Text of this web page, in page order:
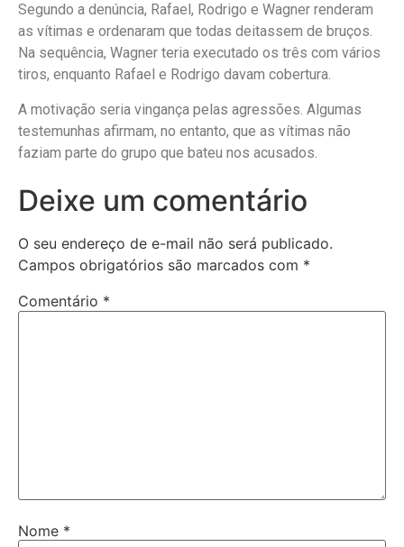
Segundo a denúncia, Rafael, Rodrigo e Wagner renderam
as vítimas e ordenaram que todas deitassem de bruços.
Na sequência, Wagner teria executado os três com vários
tiros, enquanto Rafael e Rodrigo davam cobertura.
A motivação seria vingança pelas agressões. Algumas
testemunhas afirmam, no entanto, que as vítimas não
faziam parte do grupo que bateu nos acusados.
Deixe um comentário
O seu endereço de e-mail não será publicado.
Campos obrigatórios são marcados com *
Comentário *
Nome *